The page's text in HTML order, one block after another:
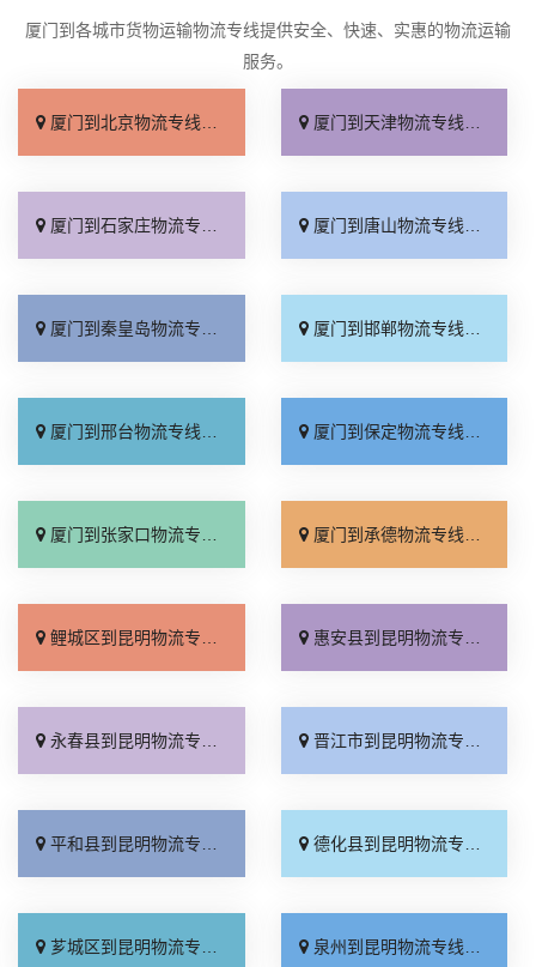
厦门到各城市货物运输物流专线提供安全、快速、实惠的物流运输
服务。
厦门到北京物流专线_直达不中转「送货到门」 厦门到天津物流专线_运保时效「高效快运」
厦门到石家庄物流专线_准时准点「多少公里」 厦门到唐山物流专线_全境派送「收费介绍」
厦门到秦皇岛物流专线_高效运输「运保时效」 厦门到邯郸物流专线_物流拼车「全境配送」
厦门到邢台物流专线_专业靠谱「上门提货」 厦门到保定物流专线_全程直达「高效运输」
厦门到张家口物流专线_全境派送「多久能到」 厦门到承德物流专线_专业调车「合理收费」
鲤城区到昆明物流专线_要多少钱「专业调车」 惠安县到昆明物流专线_一站直达「几天到达」
永春县到昆明物流专线_直达特快专线「多年经验」 晋江市到昆明物流专线_快速直达「几天到达」
平和县到昆明物流专线_按时送达「直达到站」 德化县到昆明物流专线_随叫随到「限时必达」
芗城区到昆明物流专线_几天到达「快运有保障」 泉州到昆明物流专线_保证时效「需要几天」